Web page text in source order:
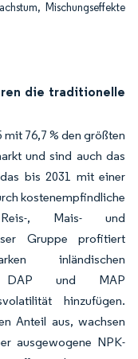
Mischungseffekte
die traditionelle
76,7 % den größten
und sind auch das
bis 2031 mit einer
kostenempfindliche
, Mais- und
Gruppe profitiert
inländischen
DAP und MAP
hinzufügen.
Anteil aus, wachsen
ausgewogene NPK-